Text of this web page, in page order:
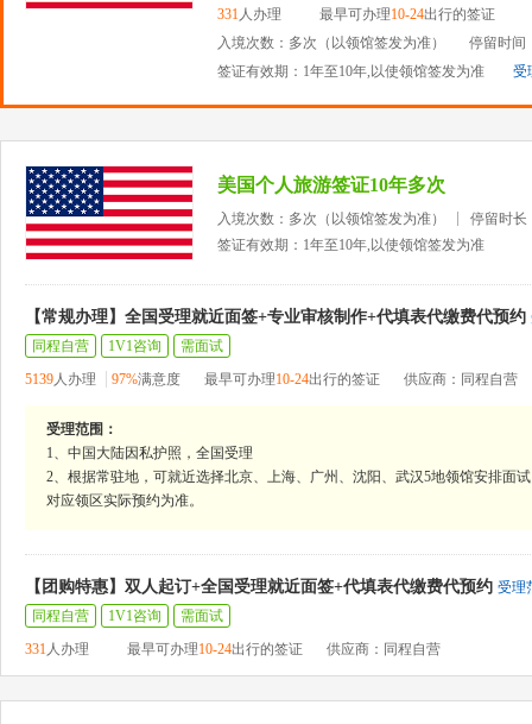
331人办理 最早可办理10-24出行的签证
入境次数：多次（以领馆签发为准）
停留时间
签证有效期：1年至10年,以使领馆签发为准
受
美国个人旅游签证10年多次
入境次数：多次（以领馆签发为准）
停留时长
签证有效期：1年至10年,以使领馆签发为准
【常规办理】全国受理就近面签+专业审核制作+代填表代缴费代预约
同程自营
1V1咨询
需面试
5139人办理 97%满意度 最早可办理10-24出行的签证 供应商：同程自营
受理范围：
1、中国大陆因私护照，全国受理
2、根据常驻地，可就近选择北京、上海、广州、沈阳、武汉5地领馆安排面
对应领区实际预约为准。
【团购特惠】双人起订+全国受理就近面签+代填表代缴费代预约 受理
同程自营
1V1咨询
需面试
331人办理 最早可办理10-24出行的签证 供应商：同程自营